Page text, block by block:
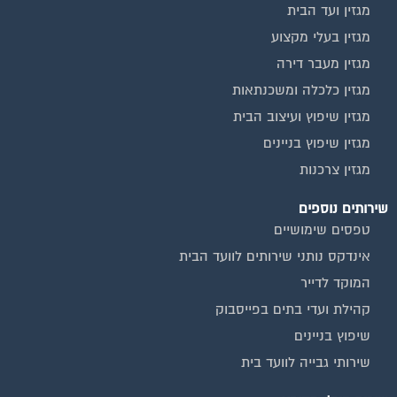
מגזין ועד הבית
מגזין בעלי מקצוע
מגזין מעבר דירה
מגזין כלכלה ומשכנתאות
מגזין שיפוץ ועיצוב הבית
מגזין שיפוץ בניינים
מגזין צרכנות
שירותים נוספים
טפסים שימושיים
אינדקס נותני שירותים לוועד הבית
המוקד לדייר
קהילת ועדי בתים בפייסבוק
שיפוץ בניינים
שירותי גבייה לוועד בית